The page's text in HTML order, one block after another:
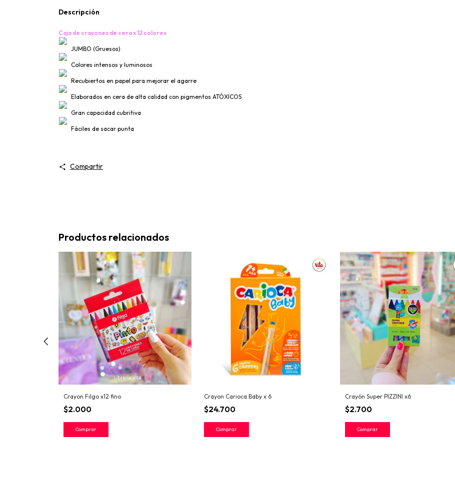
Descripción
Caja de crayones de cera x 12 colores
JUMBO (Gruesos)
Colores intensos y luminosos
Recubiertos en papel para mejorar el agarre
Elaborados en cera de alta calidad con pigmentos ATÓXICOS
Gran capacidad cubritiva
Fáciles de sacar punta
Compartir
Productos relacionados
Crayon Filgo x12 fino
$2.000
Crayon Carioca Baby x 6
$24.700
Crayón Super PIZZINI x6
$2.700